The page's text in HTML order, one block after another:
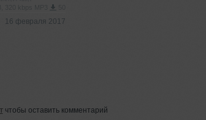
16 февраля 2017
чтобы оставить комментарий